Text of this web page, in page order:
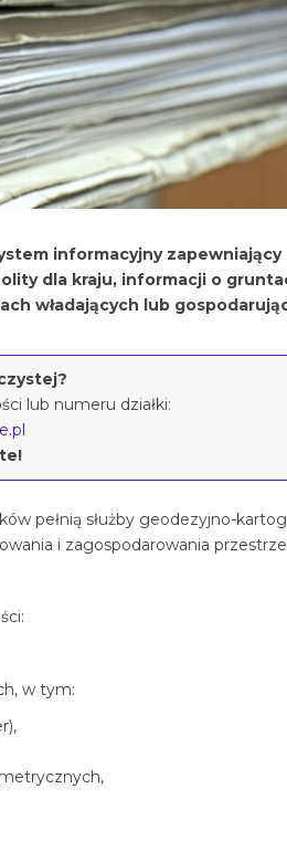
informacyjny zapewniający
dla kraju, informacji o
władających lub
lub numeru działki:
pełnią służby geodezyjno-
i zagospodarowania
w tym: